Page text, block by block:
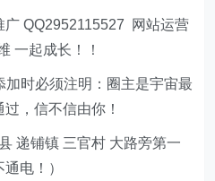
QQ2952115527 网站运营
一起成长！！
时必须注明：圈主是宇宙最
，信不信由你！
递铺镇 三官村 大路旁第一
电！）